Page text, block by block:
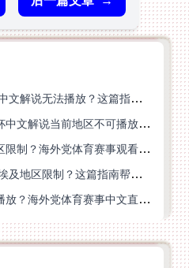
在新加坡看CCTV5世界杯中文解说无法播放？这篇指南帮你解锁海外体育直播自由
在加拿大看咪咕视频世界杯中文解说当前地区不可播放？这篇指南帮你一键解决
在日本看央视频世界杯地区限制？海外党体育赛事观看终极指南
在国外看世界杯阿根廷VS埃及地区限制？这篇指南帮你搞定中文直播+解说
在香港看抖音世界杯无法播放？海外党体育赛事中文直播终极指南